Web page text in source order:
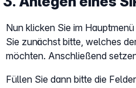
Nun klicken Sie im Hauptmenü
Sie zunächst bitte, welches
möchten. Anschließend
Füllen Sie dann bitte die